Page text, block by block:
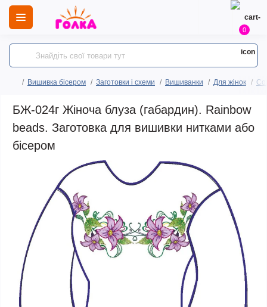
0
Вишивка бісером Заготовки і схеми Вишиванки Для жінок
БЖ-024г Жіноча блуза (габардин). Rainbow
beads. Заготовка для вишивки нитками або
бісером